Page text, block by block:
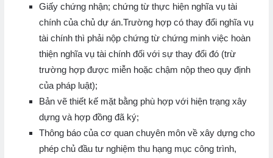
Giấy chứng nhận; chứng từ thực hiện nghĩa vụ tài
chính của chủ dự án.Trường hợp có thay đổi nghĩa vụ
tài chính thì phải nộp chứng từ chứng minh việc hoàn
thiện nghĩa vụ tài chính đối với sự thay đổi đó (trừ
trường hợp được miễn hoặc chậm nộp theo quy định
của pháp luật);
Bản vẽ thiết kế mặt bằng phù hợp với hiện trạng xây
dựng và hợp đồng đã ký;
Thông báo của cơ quan chuyên môn về xây dựng cho
phép chủ đầu tư nghiệm thu hạng mục công trình,